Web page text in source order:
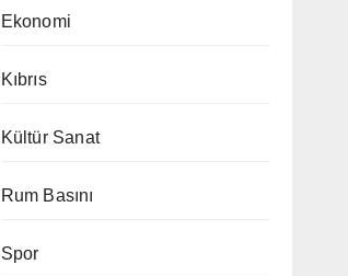
Ekonomi
Kıbrıs
Kültür Sanat
Rum Basını
Spor